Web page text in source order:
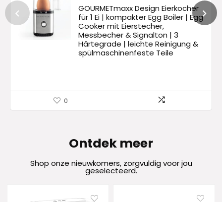
Hausgebra
uch,
Gesund
und Sicher
Eier,
kommerzie
ller Koch-
Ei-
Dampfgar
er(#2)
GOURMETmaxx Design Eierkocher
für 1 Ei | kompakter Egg Boiler | Egg
Cooker mit Eierstecher,
Messbecher & Signalton | 3
Härtegrade | leichte Reinigung &
spülmaschinenfeste Teile
0
Ontdek meer
Shop onze nieuwkomers, zorgvuldig voor jou
geselecteerd.